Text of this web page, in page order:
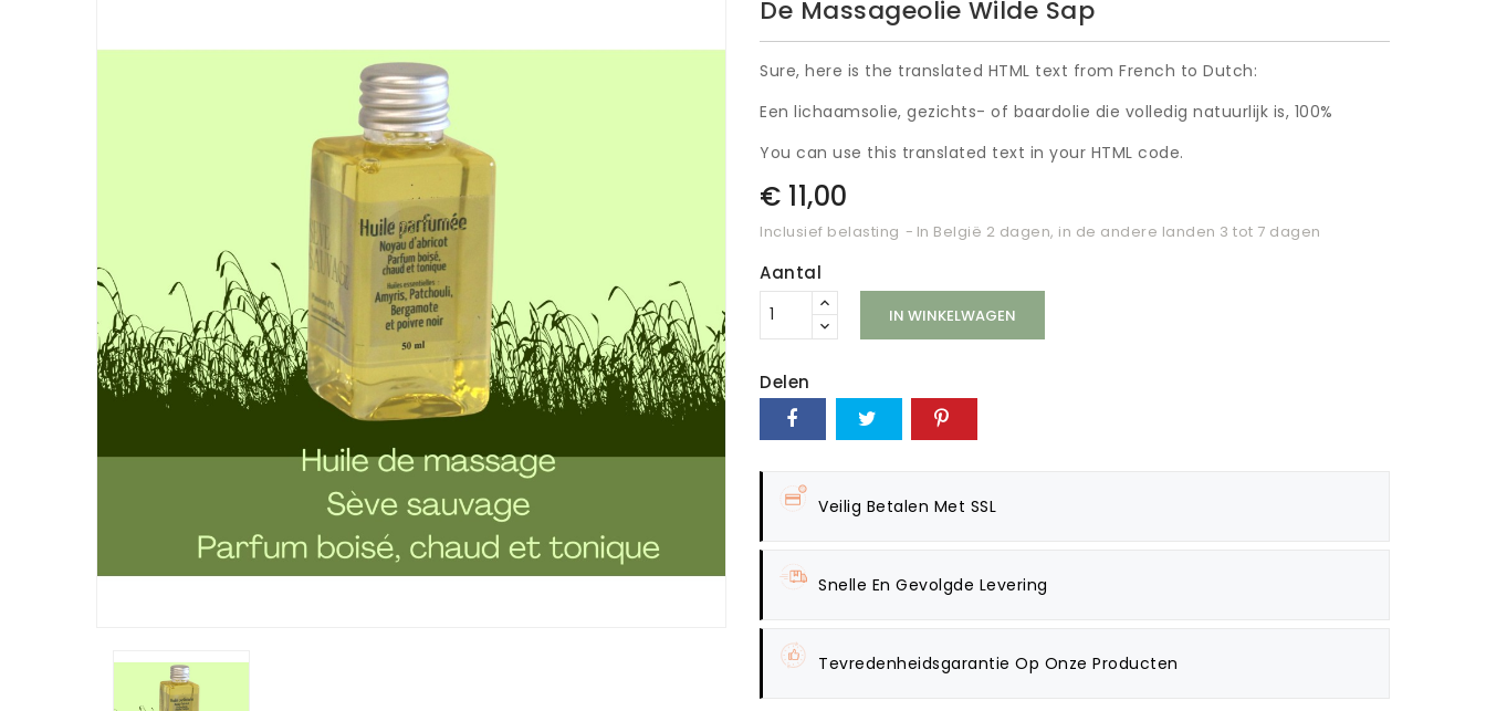
De Massageolie Wilde Sap
Sure, here is the translated HTML text from French to Dutch:
Een lichaamsolie, gezichts- of baardolie die volledig natuurlijk is, 100%
You can use this translated text in your HTML code.
€ 11,00
Inclusief belasting In België 2 dagen, in de andere landen 3 tot 7 dagen
Aantal
IN WINKELWAGEN
Delen
Veilig Betalen Met SSL
Snelle En Gevolgde Levering
Tevredenheidsgarantie Op Onze Producten